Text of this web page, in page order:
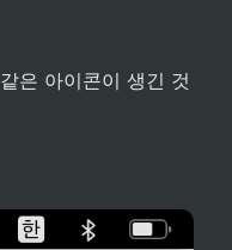
은 아이콘이 생긴 것